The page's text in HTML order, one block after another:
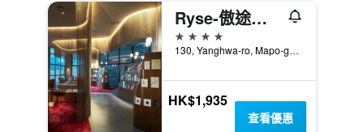
Ryse-傲途格精選酒店
4星級
130, Yanghwa-ro, Mapo-gu, 首爾, 韓國
HK$1,935
查看優惠